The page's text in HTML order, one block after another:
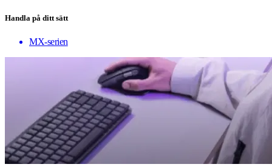
Handla på ditt sätt
MX-serien